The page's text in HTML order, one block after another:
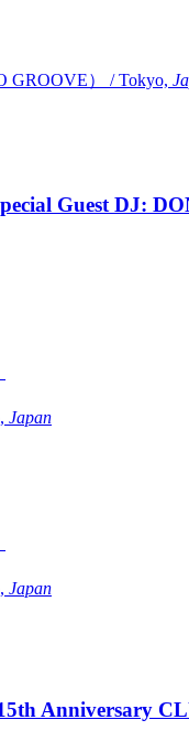
GROOVE） / Tokyo,
Guest DJ:
Japan
Japan
Anniversary